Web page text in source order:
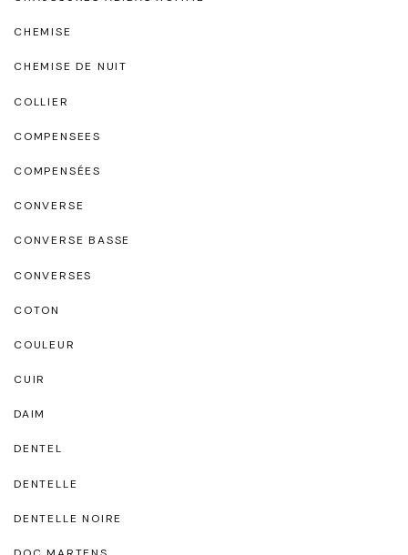
CHEMISE
CHEMISE DE NUIT
COLLIER
COMPENSEES
COMPENSÉES
CONVERSE
CONVERSE BASSE
CONVERSES
COTON
COULEUR
CUIR
DAIM
DENTEL
DENTELLE
DENTELLE NOIRE